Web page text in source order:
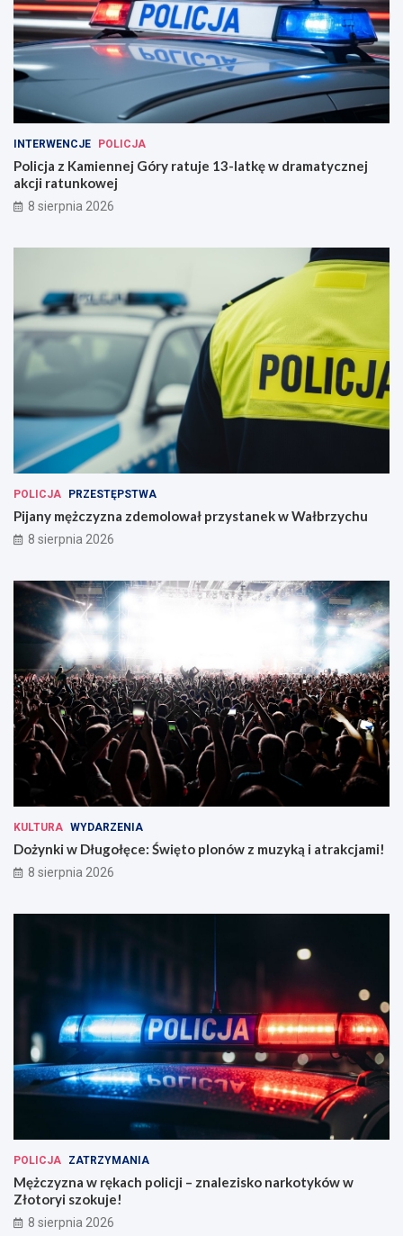
INTERWENCJE POLICJA
Policja z Kamiennej Góry ratuje 13-latkę w dramatycznej
akcji ratunkowej
8 sierpnia 2026
POLICJA PRZESTĘPSTWA
Pijany mężczyzna zdemolował przystanek w Wałbrzychu
8 sierpnia 2026
KULTURA WYDARZENIA
Dożynki w Długołęce: Święto plonów z muzyką i atrakcjami!
8 sierpnia 2026
POLICJA ZATRZYMANIA
Mężczyzna w rękach policji – znalezisko narkotyków w
Złotoryi szokuje!
8 sierpnia 2026